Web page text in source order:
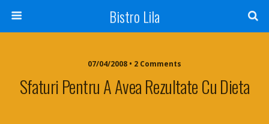
Bistro Lila
07/04/2008 • 2 Comments
Sfaturi Pentru A Avea Rezultate Cu Dieta